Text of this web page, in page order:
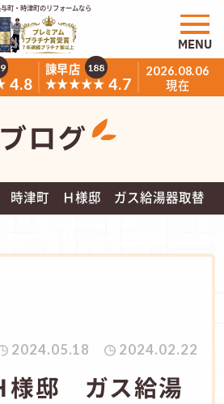
町・時津町のリフォームなら
4.8
諫早店
★★★★★ 4.7
188 2026.08.06
現在
MENU
ブログ
時津町 Ｈ様邸 ガス給湯器取替
2024.05.18 2024.02.22
邸 ガス給湯